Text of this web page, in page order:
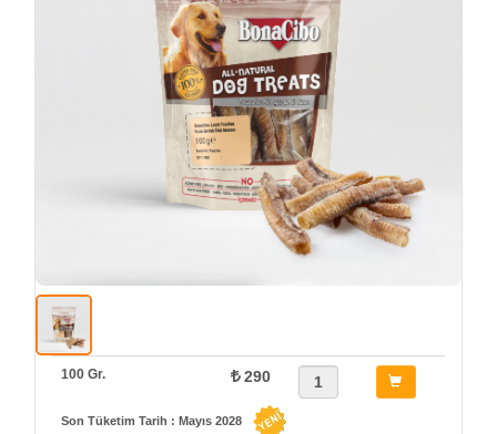
100 Gr. 290
Son Tüketim Tarih : Mayıs 2028